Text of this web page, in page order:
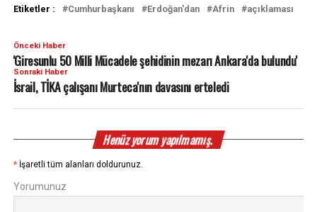
Etiketler : Cumhurbaşkanı Erdoğan'dan Afrin açıklaması
Önceki Haber
'Giresunlu 50 Milli Mücadele şehidinin mezarı Ankara'da bulundu'
Sonraki Haber
İsrail, TİKA çalışanı Murteca'nın davasını erteledi
Henüz yorum yapılmamış.
* İşaretli tüm alanları doldurunuz.
Yorumunuz